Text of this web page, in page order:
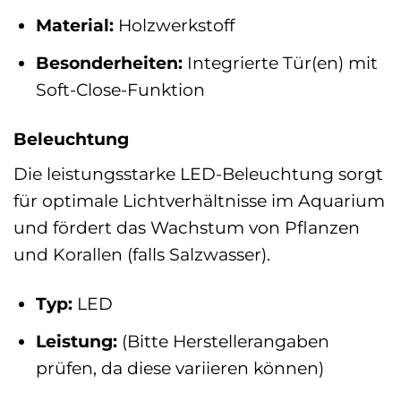
Material:Holzwerkstoff
Besonderheiten:Integrierte Tür(en) mit
Soft-Close-Funktion
Beleuchtung
Die leistungsstarke LED-Beleuchtung sorgt
für optimale Lichtverhältnisse im Aquarium
und fördert das Wachstum von Pflanzen
und Korallen (falls Salzwasser).
Typ:LED
Leistung:(Bitte Herstellerangaben
prüfen, da diese variieren können)